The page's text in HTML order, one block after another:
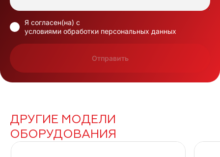
Я согласен(на) с
условиями обработки персональных данных
Отправить
ДРУГИЕ МОДЕЛИ
ОБОРУДОВАНИЯ